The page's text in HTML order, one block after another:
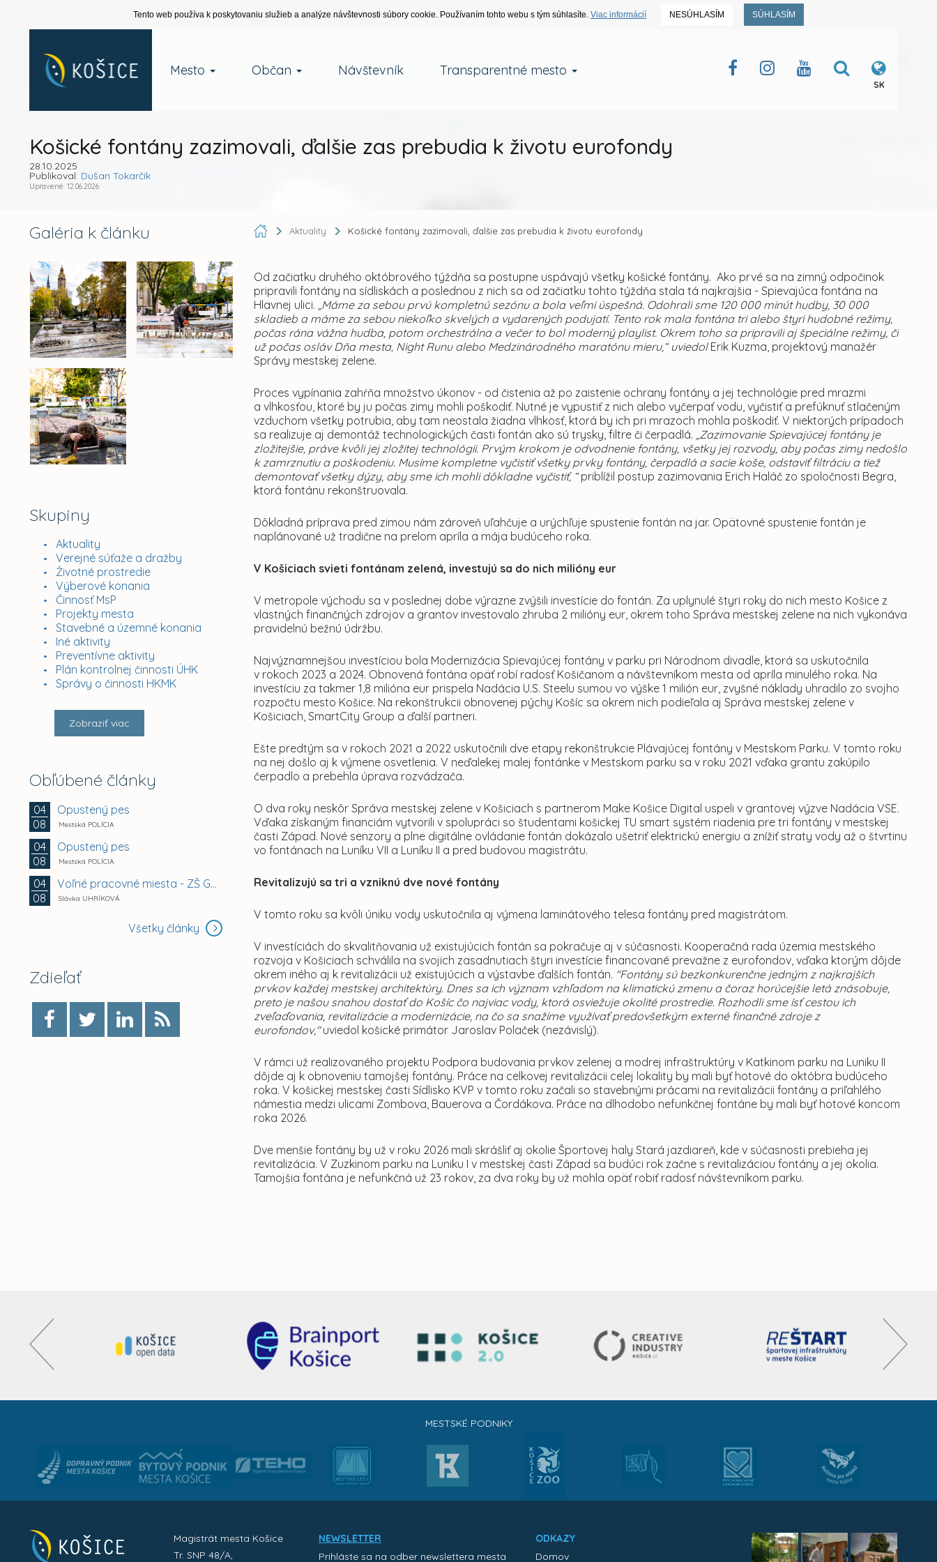
Tento web používa k poskytovaniu služieb a analýze návštevnosti súbory cookie. Používaním tohto webu s tým súhlasíte. Viac informácií NESÚHLASÍM SÚHLASÍM
Mesto Občan Návštevník Transparentné mesto
SK
Košické fontány zazimovali, ďalšie zas prebudia k životu eurofondy
28.10.2025
Publikoval: Dušan Tokarčík
Upravené: 12.06.2026
Galéria k článku
Skupiny
Aktuality
Verejné súťaže a dražby
Životné prostredie
Výberové konania
Činnosť MsP
Projekty mesta
Stavebné a územné konania
Iné aktivity
Preventívne aktivity
Plán kontrolnej činnosti ÚHK
Správy o činnosti HKMK
Zobraziť viac
Obľúbené články
04
08
Opustený pes
Mestská POLÍCIA
04
08
Opustený pes
Mestská POLÍCIA
04
08
Voľné pracovné miesta - ZŠ Gemerská 2, Košice -...
Slávka UHRÍKOVÁ
Všetky články
Zdieľať
Aktuality Košické fontány zazimovali, ďalšie zas prebudia k životu eurofondy
Od začiatku druhého októbrového týždňa sa postupne uspávajú všetky košické fontány. Ako prvé sa na zimný odpočinok
pripravili fontány na sídliskách a poslednou z nich sa od začiatku tohto týždňa stala tá najkrajšia - Spievajúca fontána na
Hlavnej ulici.„Máme za sebou prvú kompletnú sezónu a bola veľmi úspešná. Odohrali sme 120 000 minút hudby, 30 000
skladieb a máme za sebou niekoľko skvelých a vydarených podujatí. Tento rok mala fontána tri alebo štyri hudobné režimy,
počas rána vážna hudba, potom orchestrálna a večer to bol moderný playlist. Okrem toho sa pripravili aj špeciálne režimy, či
už počas osláv Dňa mesta, Night Runu alebo Medzinárodného maratónu mieru,“ uviedol Erik Kuzma, projektový manažér
Správy mestskej zelene.
Proces vypínania zahŕňa množstvo úkonov - od čistenia až po zaistenie ochrany fontány a jej technológie pred mrazmi
a vlhkosťou, ktoré by ju počas zimy mohli poškodiť. Nutné je vypustiť z nich alebo vyčerpať vodu, vyčistiť a prefúknuť stlačeným
vzduchom všetky potrubia, aby tam neostala žiadna vlhkosť, ktorá by ich pri mrazoch mohla poškodiť. V niektorých prípadoch
sa realizuje aj demontáž technologických časti fontán ako sú trysky, filtre či čerpadlá.„Zazimovanie Spievajúcej fontány je
zložitejšie, práve kvôli jej zložitej technológii. Prvým krokom je odvodnenie fontány, všetky jej rozvody, aby počas zimy nedošlo
k zamrznutiu a poškodeniu. Musíme kompletne vyčistiť všetky prvky fontány, čerpadlá a sacie koše, odstaviť filtráciu a tiež
demontovať všetky dýzy, aby sme ich mohli dôkladne vyčistiť, “priblížil postup zazimovania Erich Haláč zo spoločnosti Begra,
ktorá fontánu rekonštruovala.
Dôkladná príprava pred zimou nám zároveň uľahčuje a urýchľuje spustenie fontán na jar. Opätovné spustenie fontán je
naplánované už tradične na prelom apríla a mája budúceho roka.
V Košiciach svieti fontánam zelená, investujú sa do nich milióny eur
V metropole východu sa v poslednej dobe výrazne zvýšili investície do fontán. Za uplynulé štyri roky do nich mesto Košice z
vlastných finančných zdrojov a grantov investovalo zhruba 2 milióny eur, okrem toho Správa mestskej zelene na nich vykonáva
pravidelnú bežnú údržbu.
Najvýznamnejšou investíciou bola Modernizácia Spievajúcej fontány v parku pri Národnom divadle, ktorá sa uskutočnila
v rokoch 2023 a 2024. Obnovená fontána opäť robí radosť Košičanom a návštevníkom mesta od apríla minulého roka. Na
investíciu za takmer 1,8 milióna eur prispela Nadácia U.S. Steelu sumou vo výške 1 milión eur, zvyšné náklady uhradilo zo svojho
rozpočtu mesto Košice. Na rekonštrukcii obnovenej pýchy Košíc sa okrem nich podieľala aj Správa mestskej zelene v
Košiciach, SmartCity Group a ďalší partneri.
Ešte predtým sa v rokoch 2021 a 2022 uskutočnili dve etapy rekonštrukcie Plávajúcej fontány v Mestskom Parku. V tomto roku
na nej došlo aj k výmene osvetlenia. V neďalekej malej fontánke v Mestskom parku sa v roku 2021 vďaka grantu zakúpilo
čerpadlo a prebehla úprava rozvádzača.
O dva roky neskôr Správa mestskej zelene v Košiciach s partnerom Make Košice Digital uspeli v grantovej výzve Nadácia VSE.
Vďaka získaným financiám vytvorili v spolupráci so študentami košickej TU smart systém riadenia pre tri fontány v mestskej
časti Západ. Nové senzory a plne digitálne ovládanie fontán dokázalo ušetriť elektrickú energiu a znížiť straty vody až o štvrtinu
vo fontánach na Luníku VII a Luníku II a pred budovou magistrátu.
Revitalizujú sa tri a vzniknú dve nové fontány
V tomto roku sa kvôli úniku vody uskutočnila aj výmena laminátového telesa fontány pred magistrátom.
V investíciách do skvalitňovania už existujúcich fontán sa pokračuje aj v súčasnosti. Kooperačná rada územia mestského
rozvoja v Košiciach schválila na svojich zasadnutiach štyri investície financované prevažne z eurofondov, vďaka ktorým dôjde
okrem iného aj k revitalizácii už existujúcich a výstavbe ďalších fontán. "Fontány sú bezkonkurenčne jedným z najkrajších
prvkov každej mestskej architektúry. Dnes sa ich význam vzhľadom na klimatickú zmenu a čoraz horúcejšie letá znásobuje,
preto je našou snahou dostať do Košíc čo najviac vody, ktorá osviežuje okolité prostredie. Rozhodli sme ísť cestou ich
zveľaďovania, revitalizácie a modernizácie, na čo sa snažíme využívať predovšetkým externé finančné zdroje z
eurofondov,"uviedol košické primátor Jaroslav Polaček (nezávislý).
V rámci už realizovaného projektu Podpora budovania prvkov zelenej a modrej infraštruktúry v Katkinom parku na Luniku II
dôjde aj k obnoveniu tamojšej fontány. Práce na celkovej revitalizácii celej lokality by mali byť hotové do októbra budúceho
roka. V košickej mestskej časti Sídlisko KVP v tomto roku začali so stavebnými prácami na revitalizácii fontány a priľahlého
námestia medzi ulicami Zombova, Bauerova a Čordákova. Práce na dlhodobo nefunkčnej fontáne by mali byť hotové koncom
roka 2026.
Dve menšie fontány by už v roku 2026 mali skrášliť aj okolie Športovej haly Stará jazdiareň, kde v súčasnosti prebieha jej
revitalizácia. V Zuzkinom parku na Luniku I v mestskej časti Západ sa budúci rok začne s revitalizáciou fontány a jej okolia.
Tamojšia fontána je nefunkčná už 23 rokov, za dva roky by už mohla opäť robiť radosť návštevníkom parku.
MESTSKÉ PODNIKY
Magistrát mesta Košice
Tr. SNP 48/A,
NEWSLETTER
Prihláste sa na odber newslettera mesta
ODKAZY
Domov